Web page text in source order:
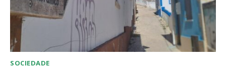
SOCIEDADE